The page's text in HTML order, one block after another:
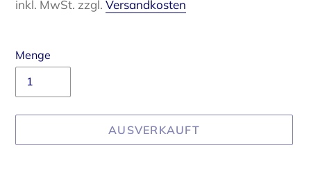
inkl. MwSt. zzgl. Versandkosten
Menge
AUSVERKAUFT